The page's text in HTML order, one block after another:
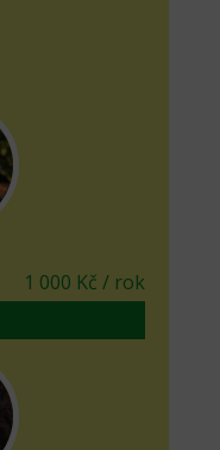
1 000 Kč / rok